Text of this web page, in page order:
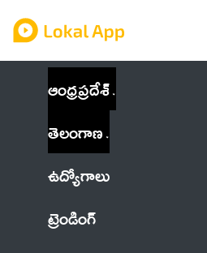
ఆంధ్రప్రదేశ్
తెలంగాణ
ఉద్యోగాలు
ట్రెండింగ్